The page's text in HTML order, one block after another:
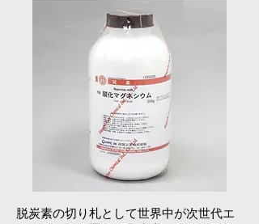
脱炭素の切り札として世界中が次世代エ